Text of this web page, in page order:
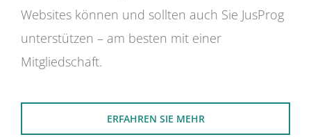
Websites können und sollten auch Sie JusProg
unterstützen – am besten mit einer
Mitgliedschaft.
ERFAHREN SIE MEHR